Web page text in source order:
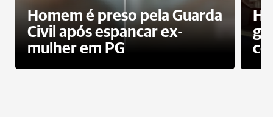
Homem é preso pela Guarda
Civil após espancar ex-
mulher em PG